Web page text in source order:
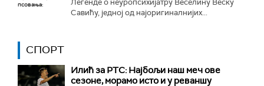
Савићу, једној од најоригиналнијих...
СПОРТ
Илић за РТС: Најбољи наш меч ове
сезоне, морамо исто и у реваншу